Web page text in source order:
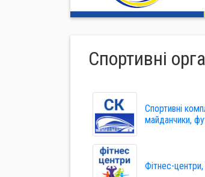
Спортивні
Спортивні
майданчики,
Фітнес-